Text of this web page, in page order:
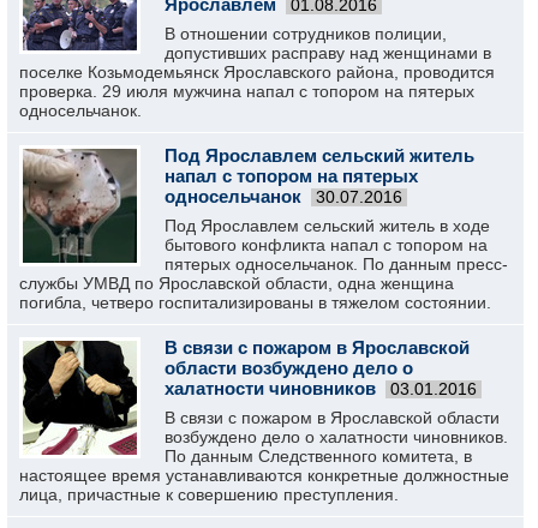
Ярославлем
01.08.2016
В отношении сотрудников полиции,
допустивших расправу над женщинами в
поселке Козьмодемьянск Ярославского района, проводится
проверка. 29 июля мужчина напал с топором на пятерых
односельчанок.
Под Ярославлем сельский житель
напал с топором на пятерых
односельчанок
30.07.2016
Под Ярославлем сельский житель в ходе
бытового конфликта напал с топором на
пятерых односельчанок. По данным пресс-
службы УМВД по Ярославской области, одна женщина
погибла, четверо госпитализированы в тяжелом состоянии.
В связи с пожаром в Ярославской
области возбуждено дело о
халатности чиновников
03.01.2016
В связи с пожаром в Ярославской области
возбуждено дело о халатности чиновников.
По данным Следственного комитета, в
настоящее время устанавливаются конкретные должностные
лица, причастные к совершению преступления.